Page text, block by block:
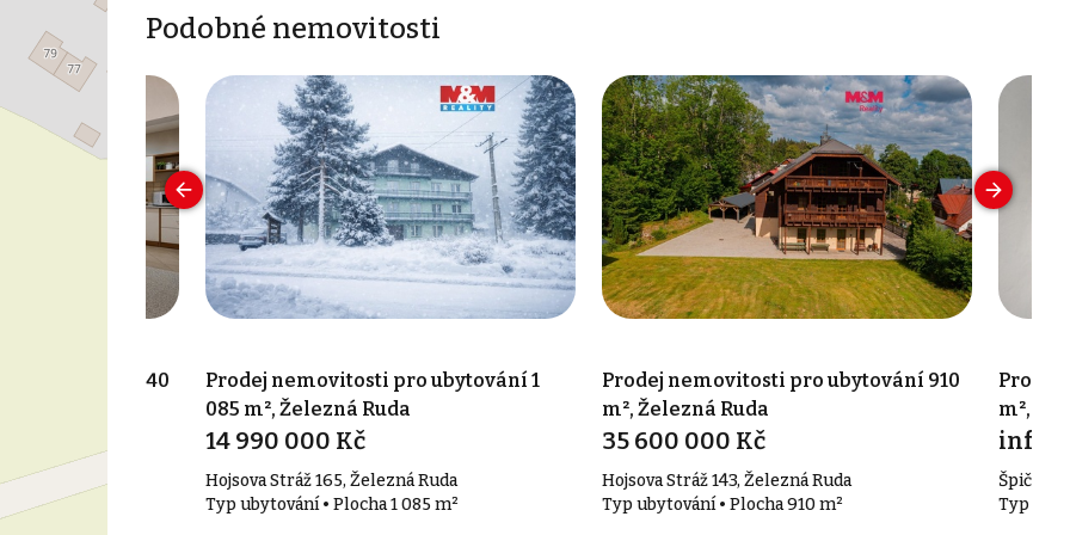
Podobné nemovitosti
ubytování 240
m²
Prodej nemovitosti pro ubytování 1
085 m², Železná Ruda
14 990 000 Kč
Hojsova Stráž 165, Železná Ruda
Typ ubytování • Plocha 1 085 m²
Prodej nemovitosti pro ubytování 910
m², Železná Ruda
35 600 000 Kč
Hojsova Stráž 143, Železná Ruda
Typ ubytování • Plocha 910 m²
Prodej
m²,
info v
Typ